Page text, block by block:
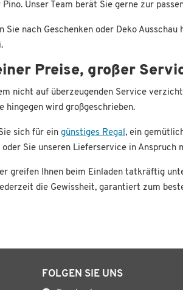
Unser Team berät Sie gerne zur
Sie nach Geschenken oder Deko
Preise, großer
nicht auf überzeugenden Service
hingegen wird großgeschrieben.
sich für ein günstiges Regal , ein
Sie unseren Lieferservice in Anspruch
greifen Ihnen beim Einladen tatkräftig
die Gewissheit, garantiert zum
FOLGEN SIE UNS